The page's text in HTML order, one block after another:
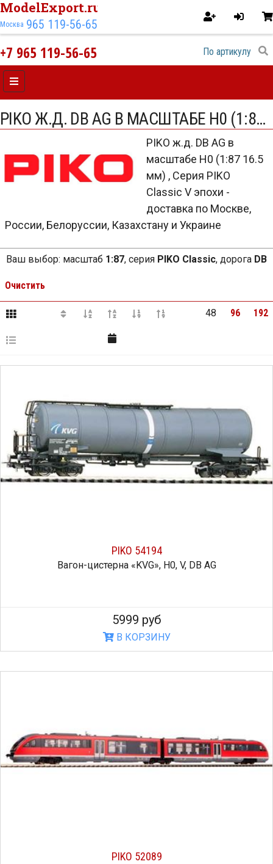
ModelExport.ru
Москва 965 119-56-65
+7 965 119-56-65
PIKO Ж.Д. DB AG В МАСШТАБЕ H0 (1:87 16.5 ММ) , СЕРИЯ PIKO CLASSIC V ЭПОХИ
PIKO ж.д. DB AG в
масштабе H0 (1:87 16.5
мм) , Серия PIKO
Classic V эпохи -
доставка по Москве,
России, Белоруссии, Казахстану и Украине
Ваш выбор: масштаб 1:87, серия PIKO Classic, дорога DB
Очистить
48 96 192
PIKO 54194
Вагон-цистерна «KVG», H0, V, DB AG
5999 руб
В КОРЗИНУ
PIKO 52089